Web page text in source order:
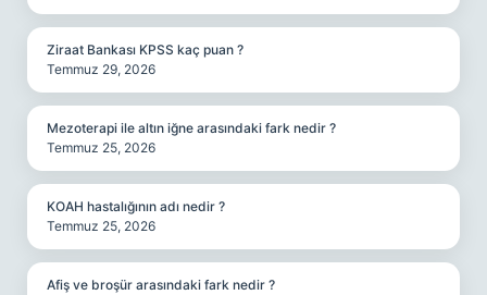
Ziraat Bankası KPSS kaç puan ?
Temmuz 29, 2026
Mezoterapi ile altın iğne arasındaki fark nedir ?
Temmuz 25, 2026
KOAH hastalığının adı nedir ?
Temmuz 25, 2026
Afiş ve broşür arasındaki fark nedir ?